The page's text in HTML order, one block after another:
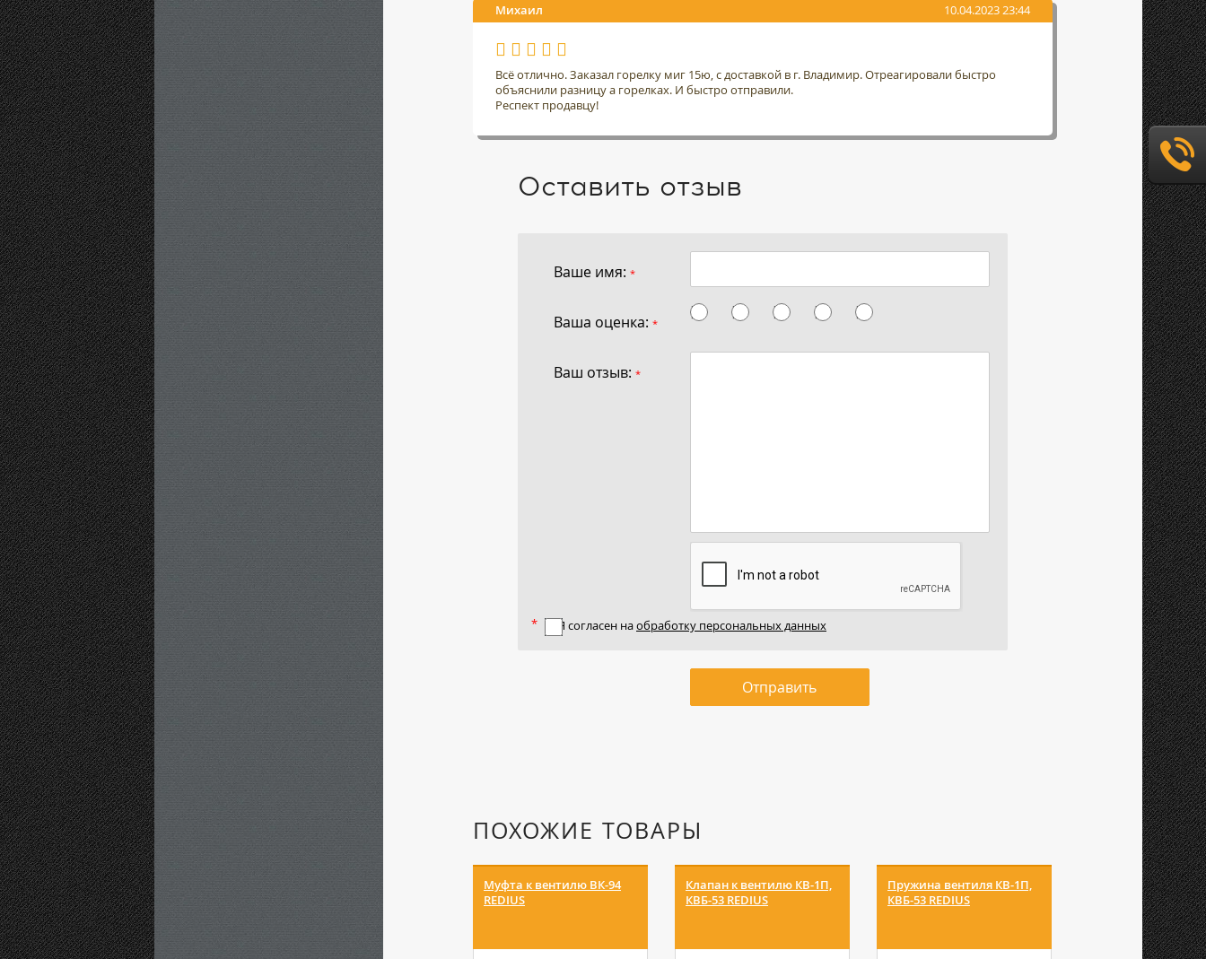
Михаил 10.04.2023 23:44
Всё отлично. Заказал горелку миг 15ю, с доставкой в г. Владимир. Отреагировали быстро
объяснили разницу а горелках. И быстро отправили.
Респект продавцу!
Оставить отзыв
Ваше имя: *
Ваша оценка: *
Ваш отзыв: *
Я согласен наобработку персональных данных
Отправить
ПОХОЖИЕ ТОВАРЫ
Муфта к вентилю ВК-94
REDIUS
Клапан к вентилю КВ-1П,
КВБ-53 REDIUS
Пружина вентиля КВ-1П,
КВБ-53 REDIUS
Ключ сварщика
универсальный S